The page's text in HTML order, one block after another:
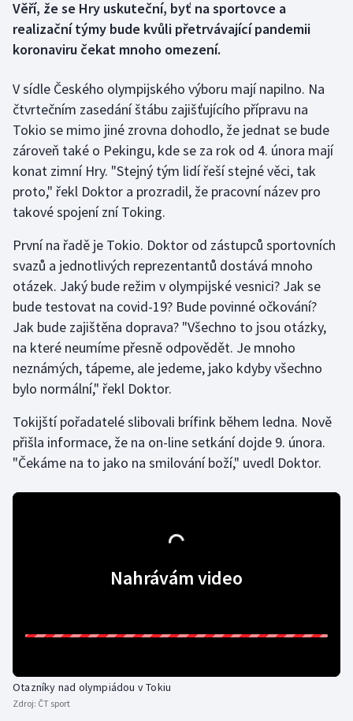
Dostihy
Florbal
Futsal
Golf
Gymnastika
Házená
Jezdectví
Judo
Krasobruslení
Lezení
Lyže a snowboard
Moderní pětiboj
Rychlobruslení
Věří, že se Hry uskuteční, byť na sportovce a
realizační týmy bude kvůli přetrvávající pandemii
koronaviru čekat mnoho omezení.
V sídle Českého olympijského výboru mají napilno. Na
čtvrtečním zasedání štábu zajišťujícího přípravu na
Tokio se mimo jiné zrovna dohodlo, že jednat se bude
zároveň také o Pekingu, kde se za rok od 4. února mají
konat zimní Hry. "Stejný tým lidí řeší stejné věci, tak
proto," řekl Doktor a prozradil, že pracovní název pro
takové spojení zní Toking.
První na řadě je Tokio. Doktor od zástupců sportovních
svazů a jednotlivých reprezentantů dostává mnoho
otázek. Jaký bude režim v olympijské vesnici? Jak se
bude testovat na covid-19? Bude povinné očkování?
Jak bude zajištěna doprava? "Všechno to jsou otázky,
na které neumíme přesně odpovědět. Je mnoho
neznámých, tápeme, ale jedeme, jako kdyby všechno
bylo normální," řekl Doktor.
Tokijští pořadatelé slibovali brífink během ledna. Nově
přišla informace, že na on-line setkání dojde 9. února.
"Čekáme na to jako na smilování boží," uvedl Doktor.
Nahrávám video
Otazníky nad olympiádou v Tokiu
Zdroj: ČT sport